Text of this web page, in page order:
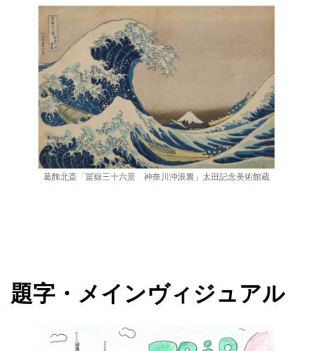
葛飾北斎「冨嶽三十六景 神奈川沖浪裏」太田記念美術館蔵
題字・メインヴィジュアル